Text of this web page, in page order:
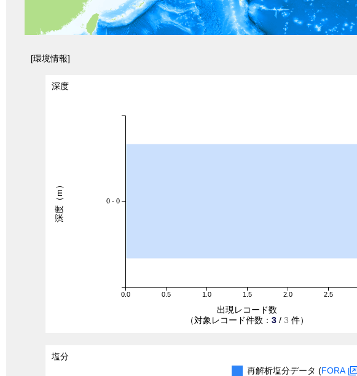
[環境情報]
深度
0.0 0.5 1.0 1.5 2.0 2.5
0 - 0
出現レコード数
（対象レコード件数： 3 / 3 件）
深度（m）
塩分
再解析塩分データ (FORA